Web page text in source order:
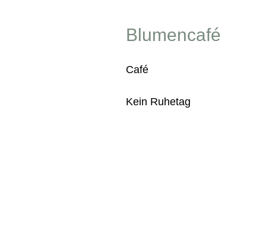
Blumencafé
Café
Kein Ruhetag